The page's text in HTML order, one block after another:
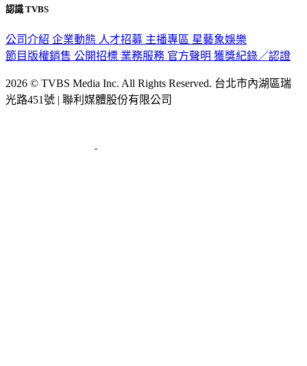
認識 TVBS
公司介紹 企業動態 人才招募 主播專區 星藝象娛樂
節目版權銷售 公開招標 業務服務 官方聲明 獲獎紀錄／認證
2026 © TVBS Media Inc. All Rights Reserved. 台北市內湖區瑞
光路451號 | 聯利媒體股份有限公司